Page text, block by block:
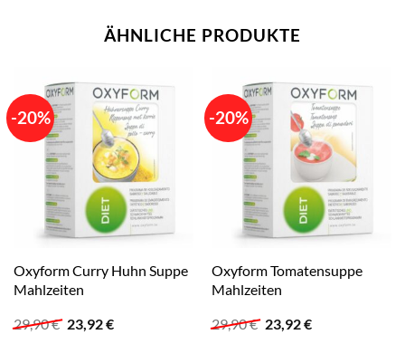
ÄHNLICHE PRODUKTE
-20%
Oxyform Curry Huhn Suppe
Mahlzeiten
29,90€ Ursprünglicher
Preis
23,92€Aktueller
-20%
Oxyform Tomatensuppe
Mahlzeiten
29,90€ Ursprünglicher
Preis
23,92€Aktueller